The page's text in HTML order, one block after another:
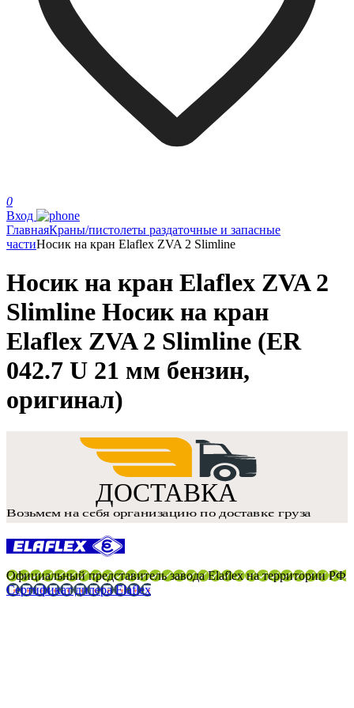
0
Вход
ГлавнаяКраны/пистолеты раздаточные и запасные
частиНосик на кран Elaflex ZVA 2 Slimline
Носик на кран Elaflex ZVA 2
Slimline Носик на кран
Elaflex ZVA 2 Slimline (ER
042.7 U 21 мм бензин,
оригинал)
Официальный представитель завода Elaflex на территории РФ
Сертификат дилера Elaflex